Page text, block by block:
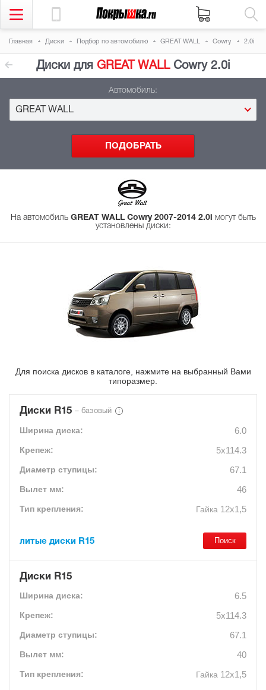
Главная Диски Подбор по автомобилю GREAT WALL Cowry 2.0i
Диски для GREAT WALLCowry 2.0i
Автомобиль:
GREAT WALL
На автомобиль GREAT WALL Cowry 2007-2014 2.0i могут быть
установлены диски:
Для поиска дисков в каталоге, нажмите на выбранный Вами
типоразмер.
Диски R15 – базовый
6.0
5x114.3
67.1
46
Гайка 12х1,5
литые диски R15
Диски R15
6.5
5x114.3
67.1
40
Гайка 12х1,5